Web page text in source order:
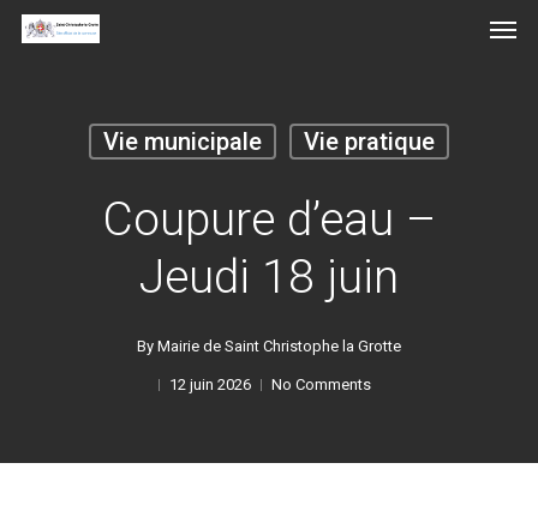
Skip
Vie municipale Vie pratique
Coupure d’eau –
Jeudi 18 juin
By Mairie de Saint Christophe la Grotte
12 juin 2026 No Comments